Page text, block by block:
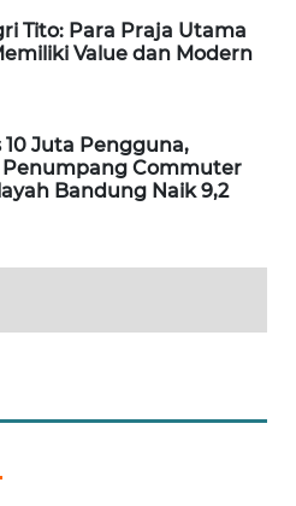
Tito: Para Praja Utama
Value dan Modern
10 Juta Pengguna,
Penumpang Commuter
Bandung Naik 9,2